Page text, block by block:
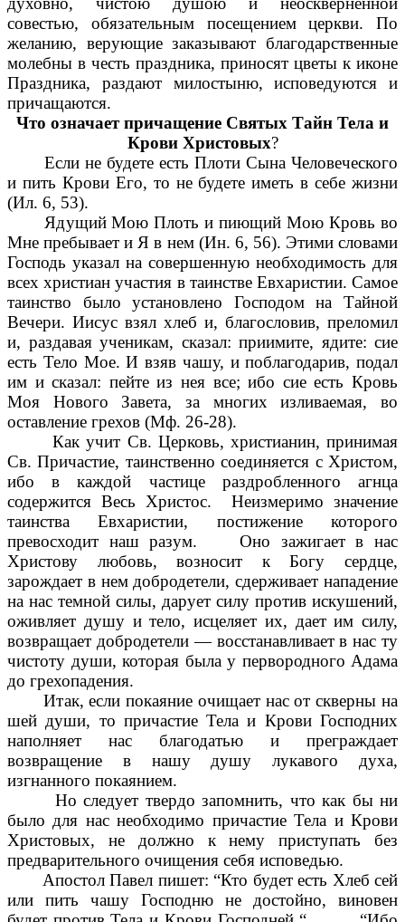
совестью, обязательным посещением церкви. По
желанию, верующие заказывают благодарственные
молебны в честь праздника, приносят цветы к иконе
Праздника, раздают милостыню, исповедуются и
причащаются.
Что означает причащение Святых Тайн Тела и
Крови Христовых?
Если не будете есть Плоти Сына Человеческого
и пить Крови Его, то не будете иметь в себе жизни
(Ил. 6, 53).
Ядущий Мою Плоть и пиющий Мою Кровь во
Мне пребывает и Я в нем (Ин. 6, 56). Этими словами
Господь указал на совершенную необходимость для
всех христиан участия в таинстве Евхаристии. Самое
таинство было установлено Господом на Тайной
Вечери. Иисус взял хлеб и, благословив, преломил
и, раздавая ученикам, сказал: приимите, ядите: сие
есть Тело Мое. И взяв чашу, и поблагодарив, подал
им и сказал: пейте из нея все; ибо сие есть Кровь
Моя Нового Завета, за многих изливаемая, во
оставление грехов (Мф. 26-28).
Как учит Св. Церковь, христианин, принимая
Св. Причастие, таинственно соединяется с Христом,
ибо в каждой частице раздробленного агнца
содержится Весь Христос. Неизмеримо значение
таинства Евхаристии, постижение которого
превосходит наш разум. Оно зажигает в нас
Христову любовь, возносит к Богу сердце,
зарождает в нем добродетели, сдерживает нападение
на нас темной силы, дарует силу против искушений,
оживляет душу и тело, исцеляет их, дает им силу,
возвращает добродетели — восстанавливает в нас ту
чистоту души, которая была у первородного Адама
до грехопадения.
Итак, если покаяние очищает нас от скверны на
шей души, то причастие Тела и Крови Господних
наполняет нас благодатью и преграждает
возвращение в нашу душу лукавого духа,
изгнанного покаянием.
Но следует твердо запомнить, что как бы ни
было для нас необходимо причастие Тела и Крови
Христовых, не должно к нему приступать без
предварительного очищения себя исповедью.
Апостол Павел пишет: “Кто будет есть Хлеб сей
или пить чашу Господню не достойно, виновен